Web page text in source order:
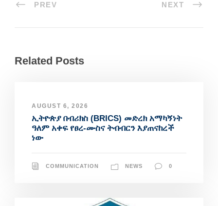
PREV NEXT
Related Posts
AUGUST 6, 2026
ኢትዮጵያ በብሪክስ (BRICS) መድረክ አማካኝነት
ዓለም አቀፍ የፀረ-ሙስና ትብብርን እያጠናከረች
ነው
COMMUNICATION NEWS 0